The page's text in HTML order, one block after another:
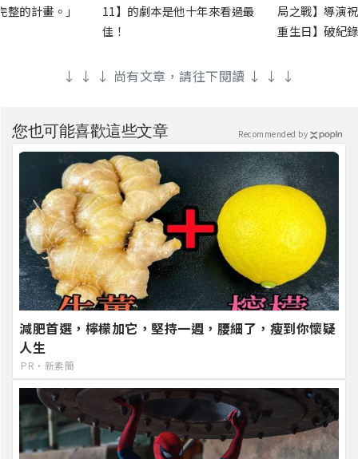
的計畫。」
11】的劇本是他十年來看過最
佳！
局之戰】導演
重生日】破紀
↓ ↓ ↓ 尚有文章，請往下閱讀 ↓ ↓ ↓
您也可能喜歡這些文章
減肥首選，檸檬加它，堅持一週，腰細了，瘦到你懷疑
人生
PR・新素簡
Recommended by